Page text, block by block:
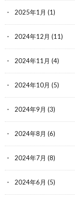
2025年1月 (1)
2024年12月 (11)
2024年11月 (4)
2024年10月 (5)
2024年9月 (3)
2024年8月 (6)
2024年7月 (8)
2024年6月 (5)